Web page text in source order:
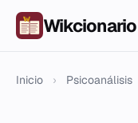
Wikcionario
Inicio › Psicoanálisis